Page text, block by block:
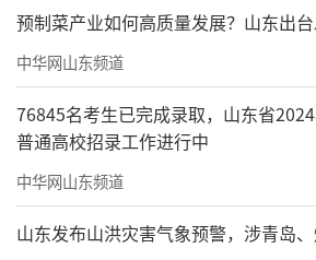
预制菜产业如何高质量发展？山东出
中华网山东频道
76845名考生已完成录取，山东省
普通高校招录工作进行中
中华网山东频道
山东发布山洪灾害气象预警，涉青岛